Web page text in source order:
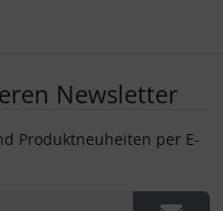
Newsletter
Produktneuheiten per E-